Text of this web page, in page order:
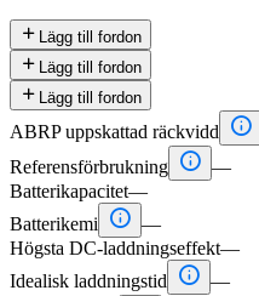
 Lägg till fordon
 Lägg till fordon
 Lägg till fordon
ABRP uppskattad räckvidd 
Referensförbrukning  —
Batterikapacitet—
Batterikemi
 —
Högsta DC-laddningseffekt—
Idealisk laddningstid
 —